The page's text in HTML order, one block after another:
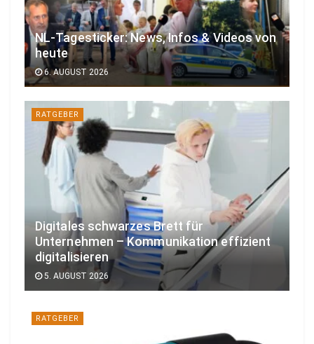
NL-Tagesticker: News, Infos & Videos von
heute
6. AUGUST 2026
RATGEBER
Digitales schwarzes Brett für
Unternehmen – Kommunikation effizient
digitalisieren
5. AUGUST 2026
RATGEBER